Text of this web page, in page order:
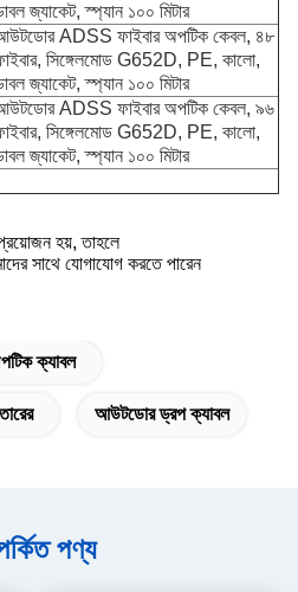
জ্যাকেট, স্প্যান ১০০ মিটার
ADSS ফাইবার অপটিক কেবল, ৪৮
সিঙ্গেলমোড G652D, PE, কালো,
জ্যাকেট, স্প্যান ১০০ মিটার
ADSS ফাইবার অপটিক কেবল, ৯৬
সিঙ্গেলমোড G652D, PE, কালো,
জ্যাকেট,স্প্যান ১০০ মিটার
হয়, তাহলে
সাথে যোগাযোগ করতে পারেন
ক্যাবল
আউটডোর ড্রপ ক্যাবল
পণ্য